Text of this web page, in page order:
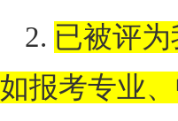
2. 已被评
如报考专业